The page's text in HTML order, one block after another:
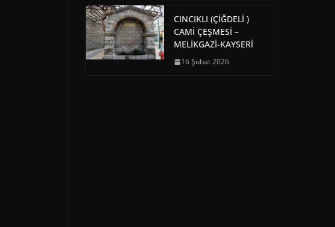
CINCIKLI (ÇİĞDELİ )
CAMİ ÇEŞMESİ –
MELİKGAZİ-KAYSERİ
16 Şubat 2026